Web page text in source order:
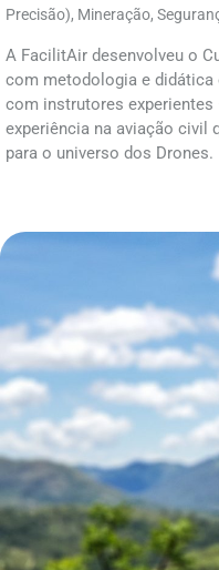
Precisão), Mineração,
A FacilitAir desenvolveu o
com metodologia e didática
com instrutores experientes
experiência na aviação civil
para o universo dos Drones.